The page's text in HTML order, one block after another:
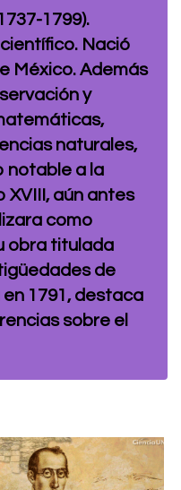
1799).
Nació
México. Además
y
naturales,
notable a la
XVIII, aún antes
como
obra titulada
de
1791, destaca
sobre el